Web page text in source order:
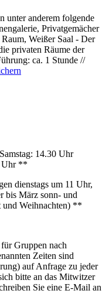
unter anderem folgende
Privatgemächer
Weißer Saal - Der
privaten Räume der
ca. 1 Stunde //
14.30 Uhr
Uhr **
dienstags um 11 Uhr,
bis März sonn- und
und Weihnachten) **
Gruppen nach
Zeiten sind
auf Anfrage zu jeder
bitte an das Mitwitzer
Sie eine E-Mail an